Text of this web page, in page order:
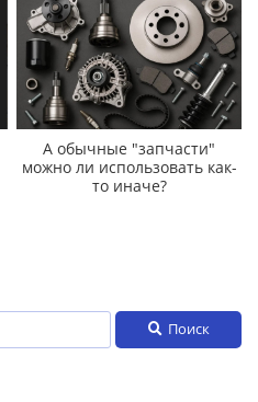
А обычные "запчасти"
можно ли использовать как-
то иначе?
Поиск